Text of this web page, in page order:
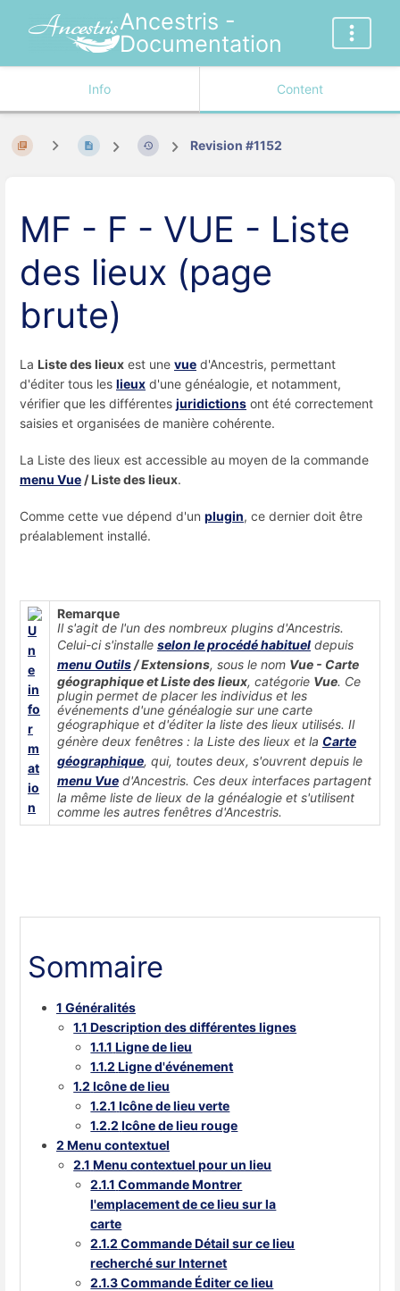
Ancestris -
Documentation
Info Content
Revision #1152
MF - F - VUE - Liste
des lieux (page
brute)
La Liste des lieux est une vue d'Ancestris, permettant
d'éditer tous les lieux d'une généalogie, et notamment,
vérifier que les différentes juridictions ont été correctement
saisies et organisées de manière cohérente.
La Liste des lieux est accessible au moyen de la commande
menu Vue / Liste des lieux.
Comme cette vue dépend d'un plugin, ce dernier doit être
préalablement installé.
Remarque
Il s'agit de l'un des nombreux plugins d'Ancestris.
Celui-ci s'installe selon le procédé habituel depuis
menu Outils/ Extensions, sous le nom Vue - Carte
géographique et Liste des lieux, catégorie Vue. Ce
plugin permet de placer les individus et les
événements d'une généalogie sur une carte
géographique et d'éditer la liste des lieux utilisés. Il
génère deux fenêtres : la Liste des lieux et la Carte
géographique, qui, toutes deux, s'ouvrent depuis le
menu Vue d'Ancestris. Ces deux interfaces partagent
la même liste de lieux de la généalogie et s'utilisent
comme les autres fenêtres d'Ancestris.
Sommaire
1 Généralités
1.1 Description des différentes lignes
1.1.1 Ligne de lieu
1.1.2 Ligne d'événement
1.2 Icône de lieu
1.2.1 Icône de lieu verte
1.2.2 Icône de lieu rouge
2 Menu contextuel
2.1 Menu contextuel pour un lieu
2.1.1 Commande Montrer
l'emplacement de ce lieu sur la
carte
2.1.2 Commande Détail sur ce lieu
recherché sur Internet
2.1.3Commande Éditer ce lieu